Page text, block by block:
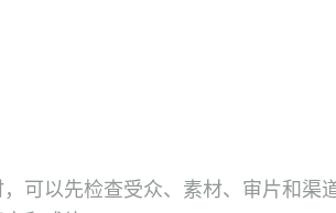
可以先检查受众、素材、审片和渠